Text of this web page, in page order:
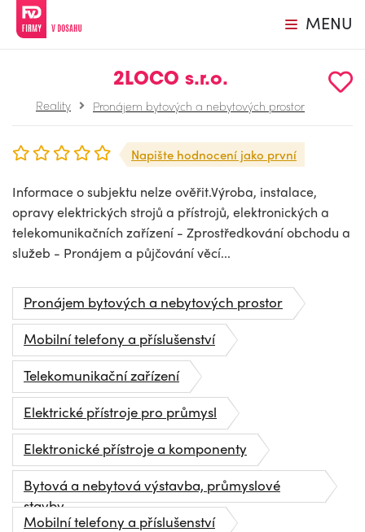
MENU
2LOCO s.r.o.
Reality Pronájem bytových a nebytových prostor
Napište hodnocení jako první
Informace o subjektu nelze ověřit.Výroba, instalace,
opravy elektrických strojů a přístrojů, elektronických a
telekomunikačních zařízení - Zprostředkování obchodu a
služeb - Pronájem a půjčování věcí...
Pronájem bytových a nebytových prostor
Mobilní telefony a příslušenství
Telekomunikační zařízení
Elektrické přístroje pro průmysl
Elektronické přístroje a komponenty
Bytová a nebytová výstavba, průmyslové
stavby
Mobilní telefony a příslušenství